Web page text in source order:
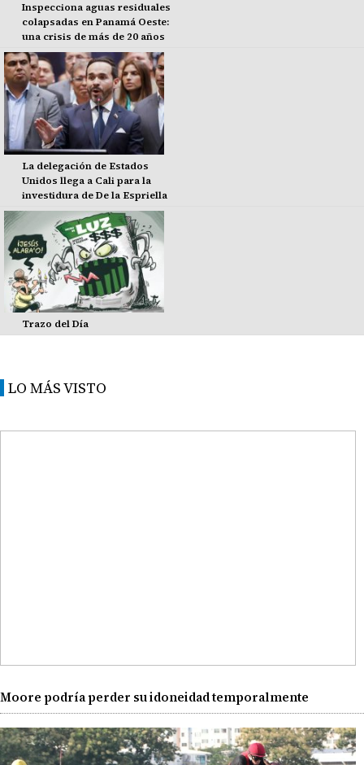
Inspecciona aguas residuales
colapsadas en Panamá Oeste:
una crisis de más de 20 años
La delegación de Estados
Unidos llega a Cali para la
investidura de De la Espriella
Trazo del Día
LO MÁS VISTO
Moore podría perder su idoneidad temporalmente